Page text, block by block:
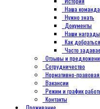
Наша команда
Нужно знать
Документы
Наши награды
Как добраться
Часто
Отзывы и
Сотрудничество
Нормативно-
Вакансии
Режим и график
Контакты
Проживание